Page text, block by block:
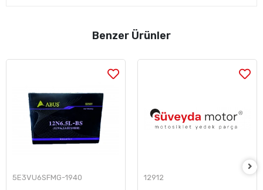
Benzer Ürünler
5E3VU6SFMG-1940 12912